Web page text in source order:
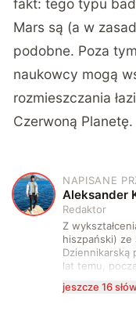
fakt: tego typu
Mars są (a w
podobne. Poza
naukowcy mogą
rozmieszczania
Czerwoną Planetę.
A
NAPISANE
Aleksander
Redaktor
Z
hiszpański) ze
Dziennikarską
lat temu,
zdecydowanie
jeszcze 16